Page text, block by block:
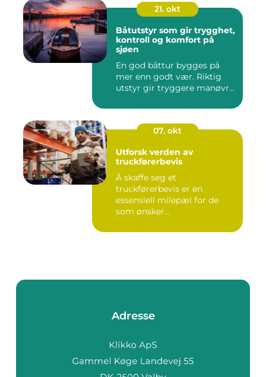
21. okt
Båtutstyr som gir trygghet,
kontroll og komfort på
sjøen
En god båttur bygges på
mer enn godt vær. Riktig
utstyr gir tryggere manøvr...
07. okt
Utforsk verden av
truckførerbevis
Å skaffe seg et
truckførerbevis er en
essensiell milepæl for de
som ønsker...
Adresse